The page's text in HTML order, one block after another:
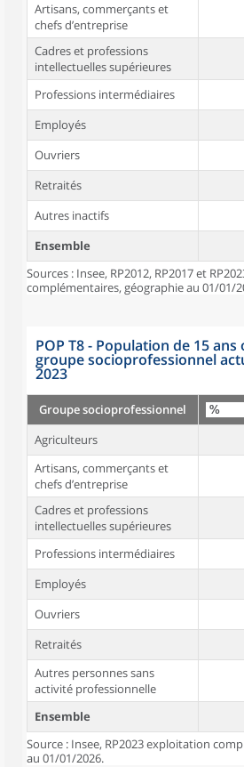
Artisans, commerçants et
chefs d’entreprise
Cadres et professions
intellectuelles supérieures
Professions intermédiaires
Employés
Ouvriers
Retraités
Autres inactifs
Ensemble
Sources : Insee, RP2012, RP2017 et
complémentaires, géographie au 01/01/
POP T8 - Population de 15
groupe socioprofessionnel
2023
Groupe socioprofessionnel
Agriculteurs
Artisans, commerçants et
chefs d’entreprise
Cadres et professions
intellectuelles supérieures
Professions intermédiaires
Employés
Ouvriers
Retraités
Autres personnes sans
activité professionnelle
Ensemble
Source : Insee, RP2023 exploitation
au 01/01/2026.